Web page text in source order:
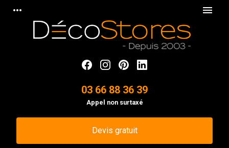
more_horiz menu
03 66 88 36 39
Appel non surtaxé
Devis gratuit